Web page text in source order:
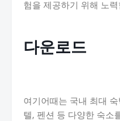
험을 제공하기 위해 노
다운로드
여기어때는 국내 최대
텔, 펜션 등 다양한 숙소